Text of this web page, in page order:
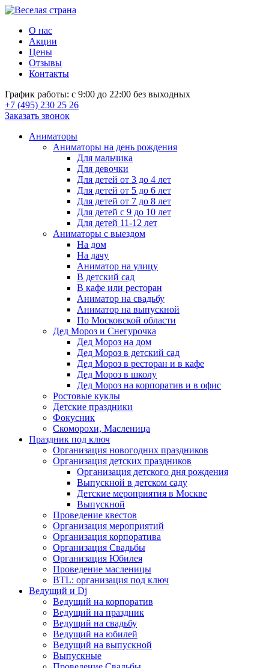
О нас
Акции
Цены
Отзывы
Контакты
График работы: с 9:00 до 22:00 без выходных
+7 (495) 230 25 26
Заказать звонок
Аниматоры
Аниматоры на день рождения
Для мальчика
Для девочки
Для детей от 3 до 4 лет
Для детей от 5 до 6 лет
Для детей от 7 до 8 лет
Для детей с 9 до 10 лет
Для детей 11-12 лет
Аниматоры с выездом
На дом
На дачу
Аниматор на улицу
В детский сад
В кафе или ресторан
Аниматор на свадьбу
Аниматор на выпускной
По Московской области
Дед Мороз и Снегурочка
Дед Мороз на дом
Дед Мороз в детский сад
Дед Мороз в ресторан и в кафе
Дед Мороз в школу
Дед Мороз на корпоратив и в офис
Ростовые куклы
Детские праздники
Фокусник
Скоморохи, Масленица
Праздник под ключ
Организация новогодних праздников
Организация детских праздников
Организация детского дня рождения
Выпускной в детском саду
Детские мероприятия в Москве
Выпускной
Проведение квестов
Организация мероприятий
Организация корпоратива
Организация Свадьбы
Организация Юбилея
Проведение масленицы
BTL: организация под ключ
Ведущий и Dj
Ведущий на корпоратив
Ведущий на праздник
Ведущий на свадьбу
Ведущий на юбилей
Ведущий на выпускной
Выпускные